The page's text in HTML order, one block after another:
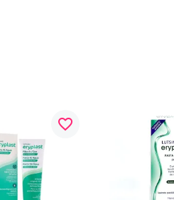
favorite_border